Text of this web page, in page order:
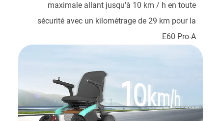
maximale allant jusqu'à 10 km / h en toute
sécurité avec un kilométrage de 29 km pour la
E60 Pro-A